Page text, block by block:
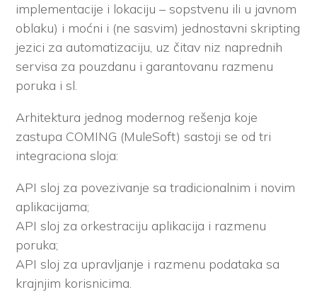
implementacije i lokaciju – sopstvenu ili u javnom
oblaku) i moćni i (ne sasvim) jednostavni skripting
jezici za automatizaciju, uz čitav niz naprednih
servisa za pouzdanu i garantovanu razmenu
poruka i sl.
Arhitektura jednog modernog rešenja koje
zastupa COMING (MuleSoft) sastoji se od tri
integraciona sloja:
API sloj za povezivanje sa tradicionalnim i novim
aplikacijama;
API sloj za orkestraciju aplikacija i razmenu
poruka;
API sloj za upravljanje i razmenu podataka sa
krajnjim korisnicima.